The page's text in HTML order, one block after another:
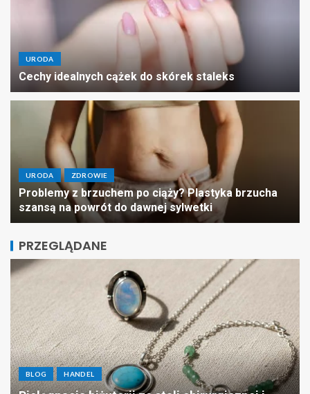
URODA
Cechy idealnych cążek do skórek staleks
URODA ZDROWIE
Problemy z brzuchem po ciąży? Plastyka brzucha
szansą na powrót do dawnej sylwetki
PRZEGLĄDANE
BLOG
Puste półki i braki asortymentu. Jak klienci